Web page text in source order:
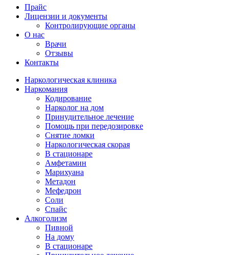
Прайс
Лицензии и документы
Контролирующие органы
О нас
Врачи
Отзывы
Контакты
Наркологическая клиника
Наркомания
Кодирование
Нарколог на дом
Принудительное лечение
Помощь при передозировке
Снятие ломки
Наркологическая скорая
В стационаре
Амфетамин
Марихуана
Метадон
Мефедрон
Соли
Спайс
Алкоголизм
Пивной
На дому
В стационаре